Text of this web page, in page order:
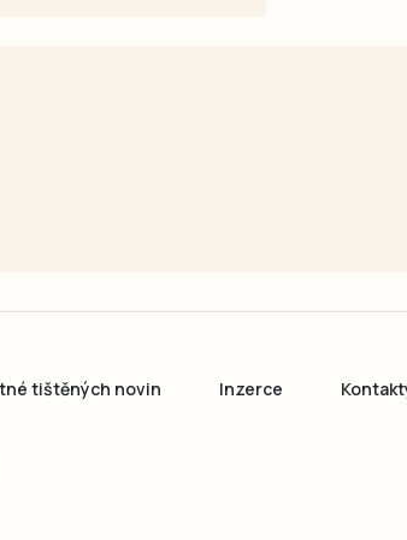
tištěných novin Inzerce